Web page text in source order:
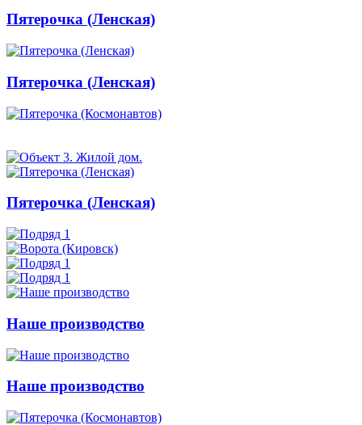
Пятерочка (Ленская)
Пятерочка (Ленская)
Пятерочка (Ленская)
Наше производство
Наше производство